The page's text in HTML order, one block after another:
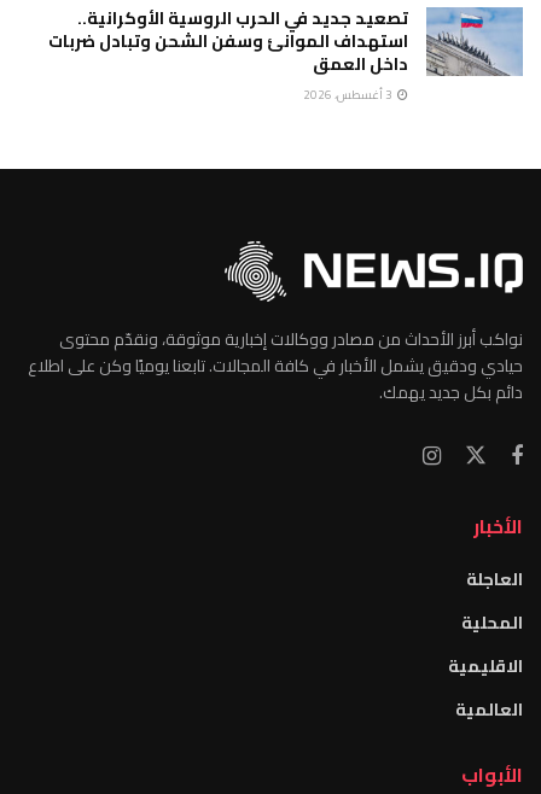
تصعيد جديد في الحرب الروسية الأوكرانية..
استهداف الموانئ وسفن الشحن وتبادل ضربات
داخل العمق
نواكب أبرز الأحداث من مصادر ووكالات إخبارية موثوقة، ونقدّم محتوى
حيادي ودقيق يشمل الأخبار في كافة المجالات. تابعنا يوميًا وكن على اطلاع
دائم بكل جديد يهمك.
الأخبار
العاجلة
المحلية
الاقليمية
العالمية
الأبواب